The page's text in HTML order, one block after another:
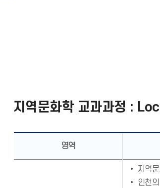
지역문화학 교과과정 :
영역
• 지역
• 인천